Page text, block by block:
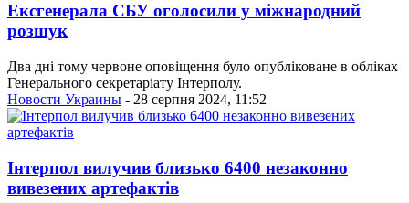
Ексгенерала СБУ оголосили у міжнародний
розшук
Два дні тому червоне оповіщення було опубліковане в обліках
Генерального секретаріату Інтерполу.
Новости Украины - 28 серпня 2024, 11:52
Інтерпол вилучив близько 6400 незаконно
вивезених артефактів